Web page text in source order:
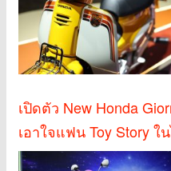
เปิดตัว New Honda
เอาใจแฟน Toy Story ใ